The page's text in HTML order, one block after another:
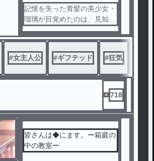
探ろうとするが、そこで【革
命ゲーム】なるものが始まっ
てしまう。
記憶を失った青髪の美少女・
瑠璃が目覚めたのは、見知ら
ぬ病室のような空間だった。
窓はない。出口のような扉も
ない。
集められていたのは、年齢も
職業もまるでバラバラの十二
人。
メイド、闇医者、警察官、地
下アイドル、ギャンブラー、
果ては巫女にボクサーまで。
を懸けた"デスゲーム"へと巻
き込まれていく。
#女主人公 #ギフテッド #狂気
718
皆さんは◆にます。ー箱庭の
中の教室ー